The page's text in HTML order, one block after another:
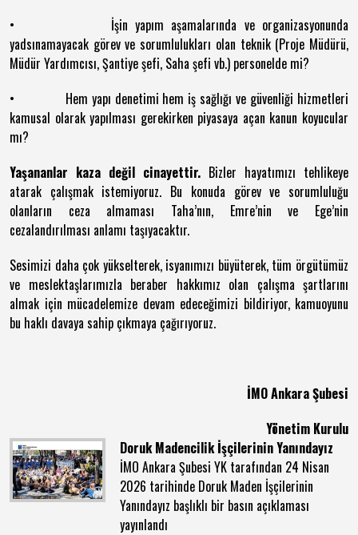
• İşin yapım aşamalarında ve organizasyonunda
yadsınamayacak görev ve sorumlulukları olan teknik (Proje Müdürü,
Müdür Yardımcısı, Şantiye şefi, Saha şefi vb.) personelde mi?
• Hem yapı denetimi hem iş sağlığı ve güvenliği hizmetleri
kamusal olarak yapılması gerekirken piyasaya açan kanun koyucular
mı?
Yaşananlar kaza değil cinayettir. Bizler hayatımızı tehlikeye
atarak çalışmak istemiyoruz. Bu konuda görev ve sorumluluğu
olanların ceza almaması Taha’nın, Emre’nin ve Ege’nin
cezalandırılması anlamı taşıyacaktır.
Sesimizi daha çok yükselterek, isyanımızı büyüterek, tüm örgütümüz
ve meslektaşlarımızla beraber hakkımız olan çalışma şartlarını
almak için mücadelemize devam edeceğimizi bildiriyor, kamuoyunu
bu haklı davaya sahip çıkmaya çağırıyoruz.
İMO Ankara Şubesi
Yönetim Kurulu
Doruk Madencilik İşçilerinin Yanındayız
İMO Ankara Şubesi YK tarafından 24 Nisan
2026 tarihinde Doruk Maden İşçilerinin
Yanındayız başlıklı bir basın açıklaması
yayınlandı